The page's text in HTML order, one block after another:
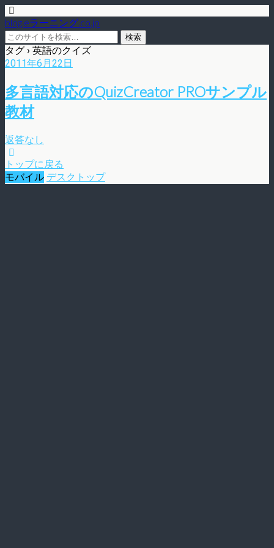
blog.eラーニング.co.jp
タグ › 英語のクイズ
2011年6月22日
多言語対応のQuizCreator PROサンプル
教材
返答なし
トップに戻る
モバイル デスクトップ